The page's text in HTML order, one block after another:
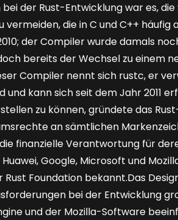
der Rust-Entwicklung war es,
vermeiden, die in C und C++
der Compiler wurde damals
bereits der Wechsel zu einem
Compiler nennt sich rustc, er
und kann sich seit dem Jahr 2011
zu können, gründete das
an sämtlichen
finanzielle Verantwortung für
Google, Microsoft und
Rust Foundation bekannt.Das
bei der Entwicklung
und der Mozilla-Software